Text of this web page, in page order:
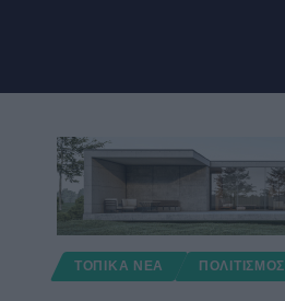
ΤΟΠΙΚΑ ΝΕΑ ΠΟΛΙΤΙΣΜΟΣ